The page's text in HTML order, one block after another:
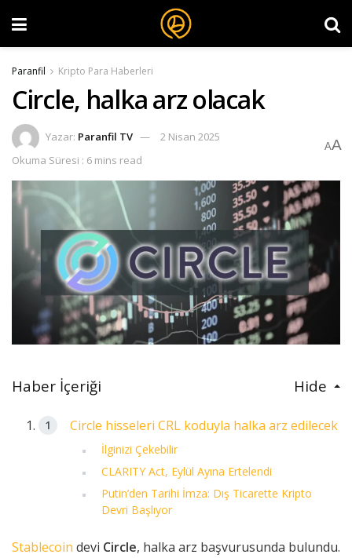
Paranfil Kripto Para Haberleri
Circle, halka arz olacak
Yazar: Paranfil TV
2 Nisan 2025
Okuma Süresi : 6 mins read
AA
Haber İçeriği Hide
Circle hisseleri CRL koduyla halka arz edilecek
İlginizi Çekebilir
CLARITY Act, Eylül Ayına Ertelendi
Putin’den Tarihi İmza: Dış Ticarette Kripto
Devri Başlıyor
Stablecoin devi Circle, halka arz başvurusunda bulundu.